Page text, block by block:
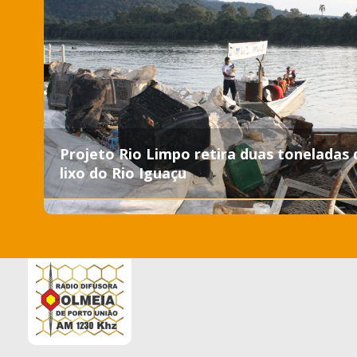
Projeto Rio Limpo retira duas toneladas
lixo do Rio Iguaçu